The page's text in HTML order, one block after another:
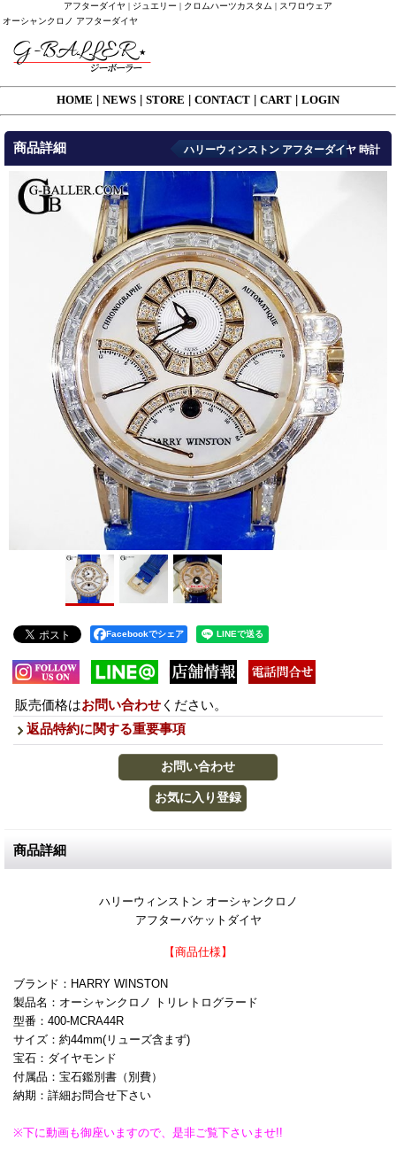
アフターダイヤ | ジュエリー | クロムハーツカスタム | スワロウェア
オーシャンクロノ アフターダイヤ
HOME NEWS STORE CONTACT CART LOGIN
商品詳細 ハリーウィンストン アフターダイヤ 時計
Facebookでシェア
販売価格はお問い合わせ ください。
返品特約に関する重要事項
商品詳細
ハリーウィンストン オーシャンクロノ
アフターバケットダイヤ
【商品仕様】
ブランド：HARRY WINSTON
製品名：オーシャンクロノ トリレトログラード
型番：400-MCRA44R
サイズ：約44mm(リューズ含まず)
宝石：ダイヤモンド
付属品：宝石鑑別書（別費）
納期：詳細お問合せ下さい
※下に動画も御座いますので、是非ご覧下さいませ!!